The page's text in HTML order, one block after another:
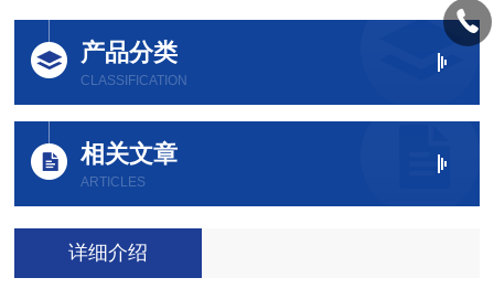
产品分类
CLASSIFICATION
相关文章
ARTICLES
详细介绍